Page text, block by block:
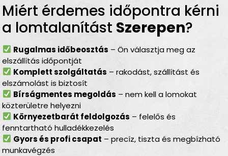
Miért érdemes időpontra kérni
a lomtalanítást Szerepen?
Rugalmas időbeosztás – Ön választja meg az
elszállítás időpontját
Komplett szolgáltatás – rakodást, szállítást és
elszámolást is biztosít
Bírságmentes megoldás – nem kell a lomokat
közterületre helyezni
Környezetbarát feldolgozás – felelős és
fenntartható hulladékkezelés
Gyors és profi csapat – precíz, tiszta és megbízható
munkavégzés